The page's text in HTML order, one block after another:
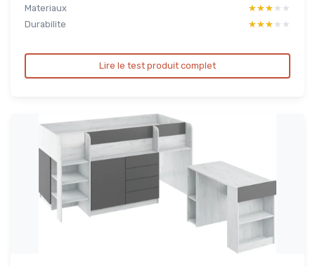
Materiaux
★★★★★
★★★★★
Durabilite
★★★★★
★★★★★
Lire le test produit complet